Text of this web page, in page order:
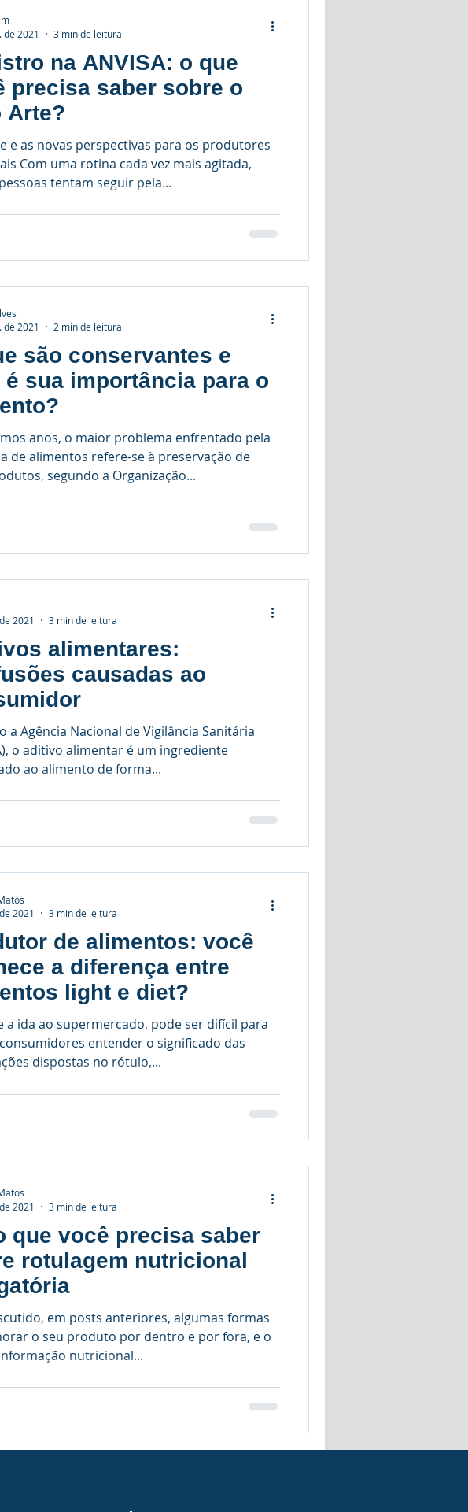
na ANVISA: o que
precisa saber sobre o
Arte?
e as novas perspectivas para os produtores
Com uma rotina cada vez mais agitada,
tentam seguir pela...
de 2021
3 min de leitura
são conservantes e
é sua importância para o
anos, o maior problema enfrentado pela
de alimentos refere-se à preservação de
segundo a Organização...
de 2021
2 min de leitura
alimentares:
causadas ao
a Agência Nacional de Vigilância Sanitária
o aditivo alimentar é um ingrediente
ao alimento de forma...
2021
3 min de leitura
de alimentos: você
a diferença entre
light e diet?
a ida ao supermercado, pode ser difícil para
entender o significado das
dispostas no rótulo,...
2021
3 min de leitura
que você precisa saber
rotulagem nutricional
em posts anteriores, algumas formas
o seu produto por dentro e por fora, e o
nutricional...
2021
3 min de leitura